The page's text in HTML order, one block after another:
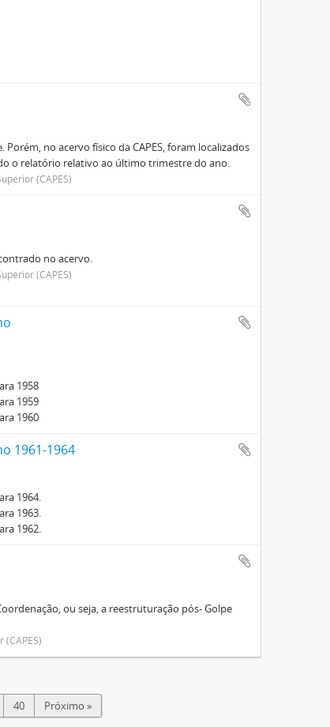
no acervo físico da CAPES, foram localizados
o relatório relativo ao último trimestre do ano.
(CAPES)
no acervo.
(CAPES)
1958
1959
1960
1961-1964
1964.
1963.
1962.
ou seja, a reestruturação pós- Golpe
40 Próximo »